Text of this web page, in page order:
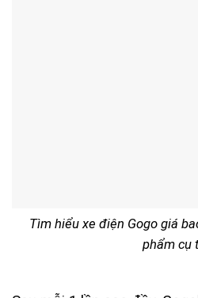
Tìm hiểu xe điện Gogo giá
phẩm cụ